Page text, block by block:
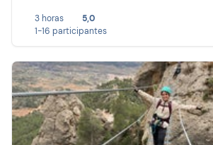
3 horas
5,0
1-16 participantes